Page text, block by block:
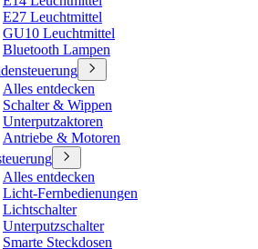
E27 Leuchtmittel
GU10 Leuchtmittel
Bluetooth Lampen
Alles entdecken
Schalter & Wippen
Unterputzaktoren
Antriebe & Motoren
Alles entdecken
Licht-Fernbedienungen
Lichtschalter
Unterputzschalter
Smarte Steckdosen